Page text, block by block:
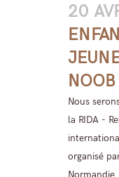
20
NOOB
Nous
la RIDA -
organisé